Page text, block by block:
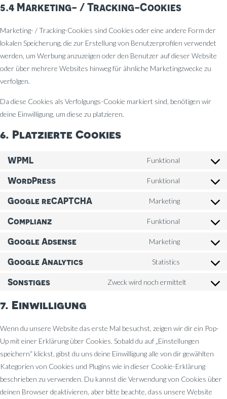
5.4 Marketing- / Tracking-Cookies
Marketing- / Tracking-Cookies sind Cookies oder eine andere Form der
lokalen Speicherung, die zur Erstellung von Benutzerprofilen verwendet
werden, um Werbung anzuzeigen oder den Benutzer auf dieser Website
oder über mehrere Websites hinweg für ähnliche Marketingzwecke zu
verfolgen.
Da diese Cookies als Verfolgungs-Cookie markiert sind, benötigen wir
deine Einwilligung, um diese zu platzieren.
6. Platzierte Cookies
WPML Funktional
Consent
WordPress Funktional
Consent
Google reCAPTCHA Marketing
Consent
recaptcha
Complianz Funktional
Consent
Google Adsense Marketing
Consent
Google Analytics Statistics
Consent
Sonstiges Zweck wird noch ermittelt
Consent
7. Einwilligung
Wenn du unsere Website das erste Mal besuchst, zeigen wir dir ein Pop-
Up mit einer Erklärung über Cookies. Sobald du auf „Einstellungen
speichern“ klickst, gibst du uns deine Einwilligung alle von dir gewählten
Kategorien von Cookies und Plugins wie in dieser Cookie-Erklärung
beschrieben zu verwenden. Du kannst die Verwendung von Cookies über
deinen Browser deaktivieren, aber bitte beachte, dass unsere Website